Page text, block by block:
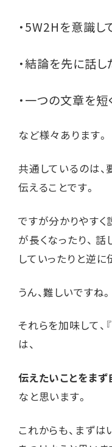
・5W2Hを意識し
・結論を先に話
・一つの文章を短
など様々あります。
共通しているのは
伝えることです。
ですが分かりやすく
が長くなったり、
していったりと逆に
うん、難しいですね。
それらを加味して、
は、
伝えたいことをま
なと思います。
これからも、まず